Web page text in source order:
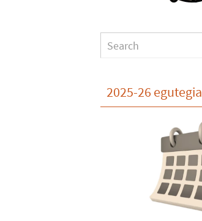
2025-26 egutegia